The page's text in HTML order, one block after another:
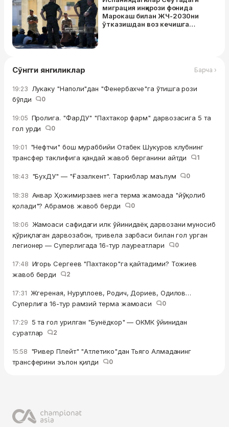
миграция инқирози фонида
Марокаш билан ЖЧ-2030ни
ўтказишдан воз кечишга
Сўнгги янгиликлар Барча ›
19:23
Лукаку "Наполи"дан "Фенербахче"га ўтишга рози
бўлди
0
19:05 Пролига. "ФарДУ" "Пахтакор фарм" дарвозасига 5 та
гол урди
0
19:01 "Нефтчи" бош мураббийи Отабек Шукуров клубнинг
трансфер таклифига қандай жавоб берганини айтди
1
18:43 "БухДУ" — "Ғазалкент". Таркиблар маълум 0
18:38 Анвар Ҳожимирзаев нега терма жамоада "йўқолиб
қолади"? Абрамов жавоб берди
0
18:06 Жамоаси сафидаги илк ўйинидаёқ дарвозани муносиб
қўриқлаган дарвозабон, тривела зарбаси билан гол урган
легионер — Суперлигада 16-тур лауреатлари
0
17:48 Игорь Сергеев "Пахтакор"га қайтадими? Тожиев
жавоб берди
2
17:31 Жгереная, Нуруллоев, Родич, Дориев, Одилов…
Суперлига 16-тур рамзий терма жамоаси
0
17:29 5 та гол урилган "Бунёдкор" — ОКМК ўйинидан
суратлар
2
15:58 "Ривер Плейт" "Атлетико"дан Тьяго Алмаданинг
трансферини эълон қилди
0